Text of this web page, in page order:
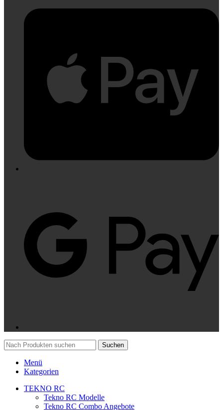
Suchen
Menü
Kategorien
TEKNO RC
Tekno RC Modelle
Tekno RC Combo Angebote